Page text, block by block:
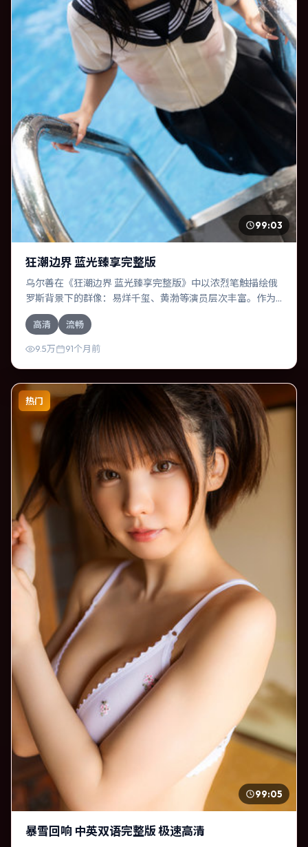
99:03
狂潮边界 蓝光臻享完整版
乌尔善在《狂潮边界 蓝光臻享完整版》中以浓烈笔触描绘俄
罗斯背景下的群像：易烊千玺、黄渤等演员层次丰富。作为
一部悬疑作品，故事从日常裂缝切入，逐步推向不可逆转的
结局；视听语言统一，情感落点克制有力。
高清 流畅
9.5万 91个月前
热门
99:05
暴雪回响 中英双语完整版 极速高清